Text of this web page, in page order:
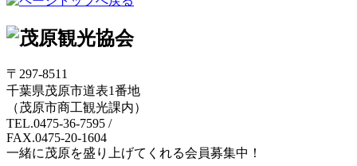
〒297-8511
千葉県茂原市道表1番地
（茂原市商工観光課内）
TEL.0475-36-7595 /
FAX.0475-20-1604
一緒に茂原を盛り上げてくれる会員募集中！